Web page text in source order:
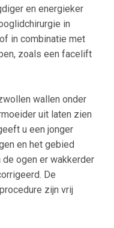
en energieker
in
in combinatie met
zoals een facelift
wallen onder
uit laten zien
u een jonger
en het gebied
ogen er wakkerder
De
zijn vrij